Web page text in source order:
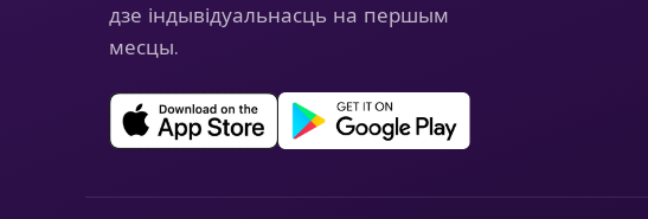
дзе індывідуальнасць на першым
месцы.